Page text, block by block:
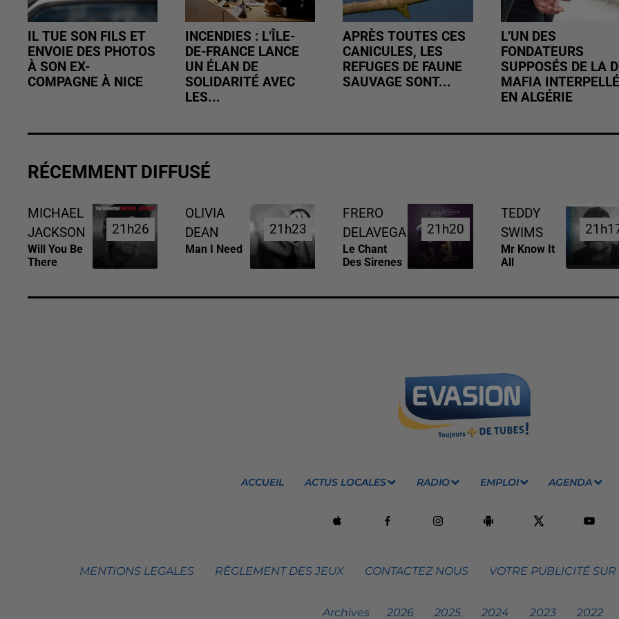
IL TUE SON FILS ET
ENVOIE DES PHOTOS
À SON EX-
COMPAGNE À NICE
INCENDIES : L’ÎLE-
DE-FRANCE LANCE
UN ÉLAN DE
SOLIDARITÉ AVEC
LES...
APRÈS TOUTES CES
CANICULES, LES
REFUGES DE FAUNE
SAUVAGE SONT...
L’UN DES
FONDATEURS
SUPPOSÉS DE LA
MAFIA INTERPELLÉ
EN ALGÉRIE
RÉCEMMENT DIFFUSÉ
MICHAEL
JACKSON
Will You Be
There
21h26
21h26
OLIVIA
DEAN
Man I Need
21h23
21h23
FRERO
DELAVEGA
Le Chant
Des Sirenes
21h20
21h20
TEDDY
SWIMS
Mr Know It
All
ACCUEIL ACTUS LOCALES RADIO EMPLOI AGENDA
MENTIONS LEGALES RÈGLEMENT DES JEUX CONTACTEZ NOUS VOTRE PUBLICITÉ
Archives 2026 2025 2024 2023 2022